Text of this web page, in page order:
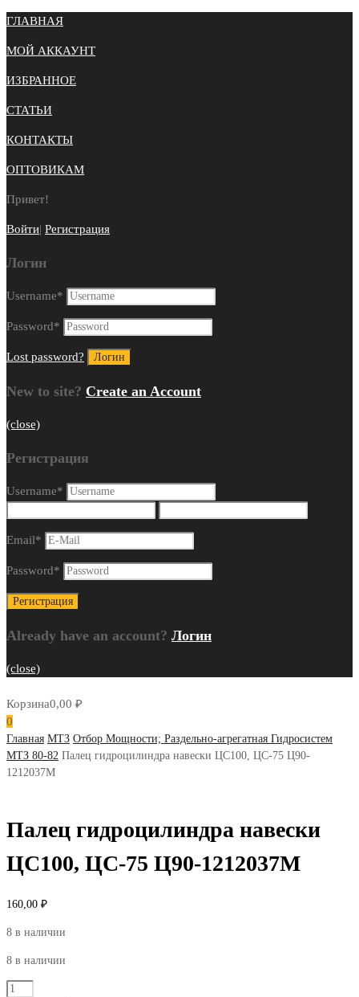
ГЛАВНАЯ
МОЙ АККАУНТ
ИЗБРАННОЕ
СТАТЬИ
КОНТАКТЫ
ОПТОВИКАМ
Привет!
Войти| Регистрация
Логин
Username*
Password*
Lost password?
New to site? Create an Account
(close)
Регистрация
Username*
Email*
Password*
Already have an account? Логин
(close)
Корзина0,00 ₽
0
Главная МТЗ Отбор Мощности; Раздельно-агрегатная Гидросистем
МТЗ 80-82 Палец гидроцилиндра навески ЦС100, ЦС-75 Ц90-
1212037М
Палец гидроцилиндра навески
ЦС100, ЦС-75 Ц90-1212037М
160,00 ₽
8 в наличии
8 в наличии
Количество